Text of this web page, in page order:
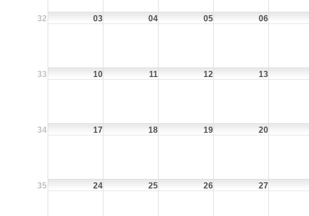
32 03 04 05 06
33 10 11 12 13
34 17 18 19 20
35 24 25 26 27